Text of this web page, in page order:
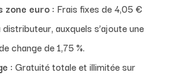
zone euro : Frais fixes de 4,05 €
auxquels s’ajoute une
change de 1,75 %.
: Gratuité totale et illimitée sur